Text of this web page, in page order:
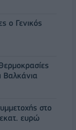
ο Γενικός
Βαλκάνια
στο
ευρώ